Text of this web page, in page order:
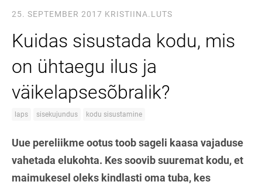
25. SEPTEMBER 2017 KRISTIINA.LUTS
Kuidas sisustada kodu, mis
on ühtaegu ilus ja
väikelapsesõbralik?
laps sisekujundus kodu sisustamine
Uue pereliikme ootus toob sageli kaasa vajaduse
vahetada elukohta. Kes soovib suuremat kodu, et
maimukesel oleks kindlasti oma tuba, kes